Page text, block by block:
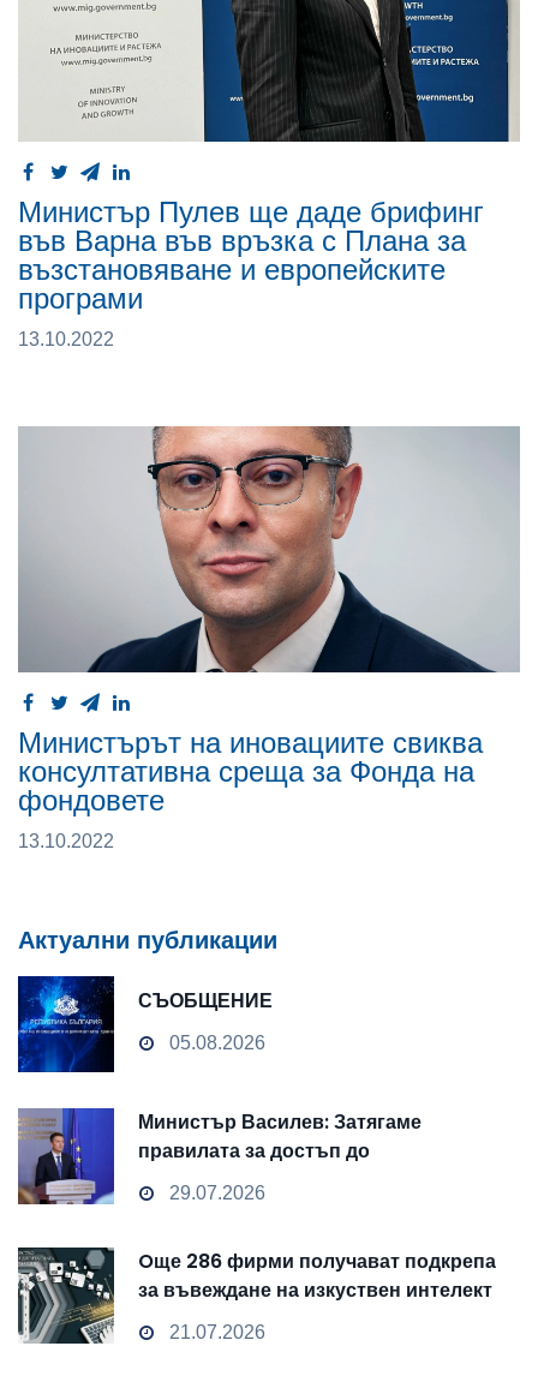
Министър Пулев ще даде брифинг
във Варна във връзка с Плана за
възстановяване и европейските
програми
13.10.2022
Министърът на иновациите свиква
консултативна среща за Фонда на
фондовете
13.10.2022
Актуални публикации
СЪОБЩЕНИЕ
05.08.2026
Министър Василев: Затягаме
правилата за достъп до
чувствителни данни
29.07.2026
Oще 286 фирми получават подкрепа
за въвеждане на изкуствен интелект
и облачни технологии
21.07.2026